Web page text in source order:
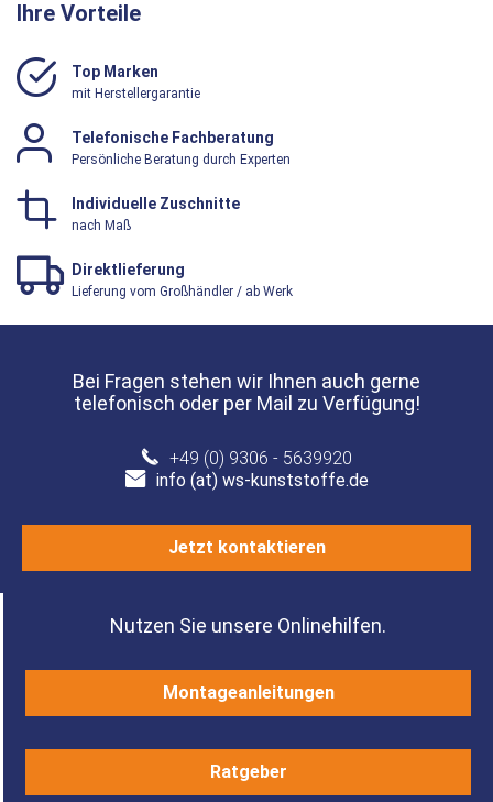
Ihre Vorteile
Top Marken
mit Herstellergarantie
Telefonische Fachberatung
Persönliche Beratung durch Experten
Individuelle Zuschnitte
nach Maß
Direktlieferung
Lieferung vom Großhändler / ab Werk
Bei Fragen stehen wir Ihnen auch gerne
telefonisch oder per Mail zu Verfügung!
+49 (0) 9306 - 5639920
info (at) ws-kunststoffe.de
Jetzt kontaktieren
Nutzen Sie unsere Onlinehilfen.
Montageanleitungen
Ratgeber